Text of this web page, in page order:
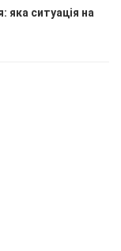
яка ситуація на